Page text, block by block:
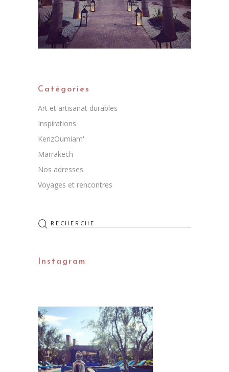
Catégories
Art et artisanat durables
Inspirations
KenzOumiam'
Marrakech
Nos adresses
Voyages et rencontres
Rechercher
:
Instagram